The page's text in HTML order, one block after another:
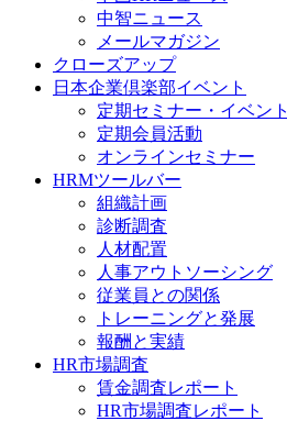
中智ニュース
メールマガジン
クローズアップ
日本企業倶楽部イベント
定期セミナー・イベント
定期会員活動
オンラインセミナー
HRMツールバー
組織計画
診断調査
人材配置
人事アウトソーシング
従業員との関係
トレーニングと発展
報酬と実績
HR市場調査
賃金調査レポート
HR市場調査レポート